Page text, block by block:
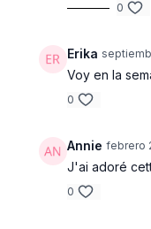
0
Erika
Voy en la
0
Annie febrero
J'ai adoré
0